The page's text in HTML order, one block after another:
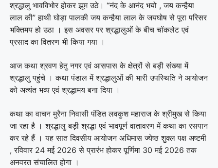
श्रद्धालु भावविभोर होकर झूम उठे। “नंद के आनंद भयो , जय कन्हैया
लाल की” हाथी घोड़ा पालकी जय कन्हैया लाल के जयघोष से पूरा परिसर
भक्तिमय हो उठा । इस अवसर पर श्रद्धालुओं के बीच चॉकलेट एवं
प्रसाद का वितरण भी किया गया ।
आज कथा श्रवण हेतु नगर एवं आसपास के क्षेत्रों से बड़ी संख्या में
श्रद्धालु पहुंचे । कथा पंडाल में श्रद्धालुओं की भारी उपस्थिति ने आयोजन
को अत्यंत भव्य एवं श्रद्धामय बना दिया ।
कथा का वाचन मुरैना निवासी पंडित लवकुश महाराज के श्रीमुख से किया
जा रहा है । श्रद्धालु बड़ी श्रद्धा एवं भावपूर्ण वातावरण में कथा का रसपान
कर रहे हैं । यह सात दिवसीय आयोजन अधिमास ज्येष्ठ शुक्ल पक्ष अष्टमी
, रविवार 24 मई 2026 से प्रारंभ होकर पूर्णिमा 30 मई 2026 तक
अनवरत संचालित होगा ।